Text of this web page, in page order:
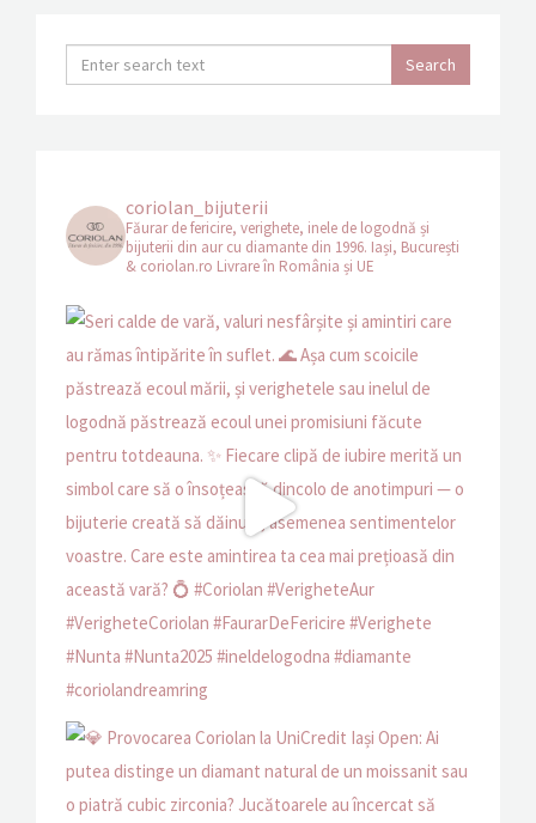
coriolan_bijuterii
Făurar de fericire, verighete, inele de logodnă și
bijuterii din aur cu diamante din 1996. Iași, București
& coriolan.ro Livrare în România și UE